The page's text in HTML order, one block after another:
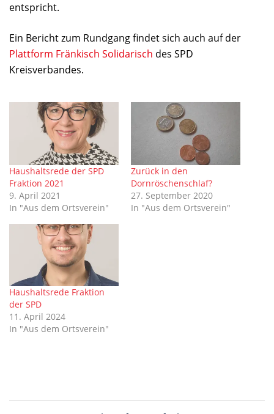
entspricht.
Ein Bericht zum Rundgang findet sich auch auf der
Plattform Fränkisch Solidarisch des SPD
Kreisverbandes.
Haushaltsrede der SPD
Fraktion 2021
9. April 2021
In "Aus dem Ortsverein"
Zurück in den
Dornröschenschlaf?
27. September 2020
In "Aus dem Ortsverein"
Haushaltsrede Fraktion
der SPD
11. April 2024
In "Aus dem Ortsverein"